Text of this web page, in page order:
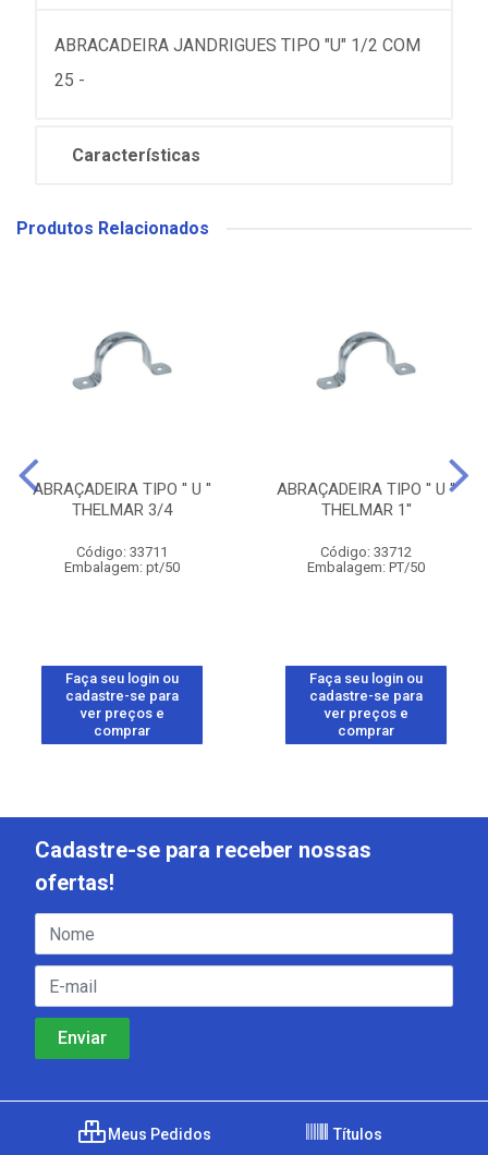
ABRACADEIRA JANDRIGUES TIPO "U" 1/2 COM
25 -
Características
Produtos Relacionados
ABRAÇADEIRA TIPO '' U ''
THELMAR 3/4
Código: 33711
Embalagem: pt/50
Faça seu login ou
cadastre-se para
ver preços e
comprar
ABRAÇADEIRA TIPO '' U ''
THELMAR 1''
Código: 33712
Embalagem: PT/50
Faça seu login ou
cadastre-se para
ver preços e
comprar
Cadastre-se para receber nossas
ofertas!
Meus Pedidos Títulos